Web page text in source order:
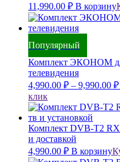
11,990.00 ₽ В корзину
Популярный
Комплект ЭКОНОМ
телевидения
4,990.00 ₽ – 9,990.00 ₽
клик
Комплект DVB-T2
и доставкой
4,990.00 ₽ В корзину